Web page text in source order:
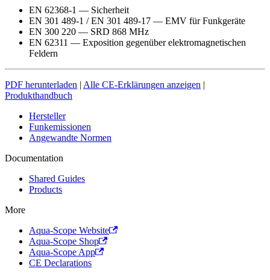
EN 62368-1 — Sicherheit
EN 301 489-1 / EN 301 489-17 — EMV für Funkgeräte
EN 300 220 — SRD 868 MHz
EN 62311 — Exposition gegenüber elektromagnetischen
Feldern
PDF herunterladen | Alle CE-Erklärungen anzeigen |
Produkthandbuch
Hersteller
Funkemissionen
Angewandte Normen
Documentation
Shared Guides
Products
More
Aqua-Scope Website
Aqua-Scope Shop
Aqua-Scope App
CE Declarations